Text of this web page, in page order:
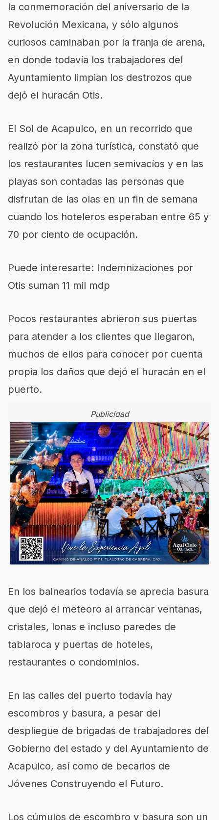
la conmemoración del aniversario de la
Revolución Mexicana, y sólo algunos
curiosos caminaban por la franja de arena,
en donde todavía los trabajadores del
Ayuntamiento limpian los destrozos que
dejó el huracán Otis.
El Sol de Acapulco, en un recorrido que
realizó por la zona turística, constató que
los restaurantes lucen semivacíos y en las
playas son contadas las personas que
disfrutan de las olas en un fin de semana
cuando los hoteleros esperaban entre 65 y
70 por ciento de ocupación.
Puede interesarte: Indemnizaciones por
Otis suman 11 mil mdp
Pocos restaurantes abrieron sus puertas
para atender a los clientes que llegaron,
muchos de ellos para conocer por cuenta
propia los daños que dejó el huracán en el
puerto.
Publicidad
En los balnearios todavía se aprecia basura
que dejó el meteoro al arrancar ventanas,
cristales, lonas e incluso paredes de
tablaroca y puertas de hoteles,
restaurantes o condominios.
En las calles del puerto todavía hay
escombros y basura, a pesar del
despliegue de brigadas de trabajadores del
Gobierno del estado y del Ayuntamiento de
Acapulco, así como de becarios de
Jóvenes Construyendo el Futuro.
Los cúmulos de escombro y basura son un